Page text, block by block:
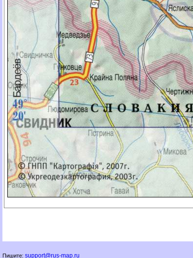
Пишите: support@rus-map.ru